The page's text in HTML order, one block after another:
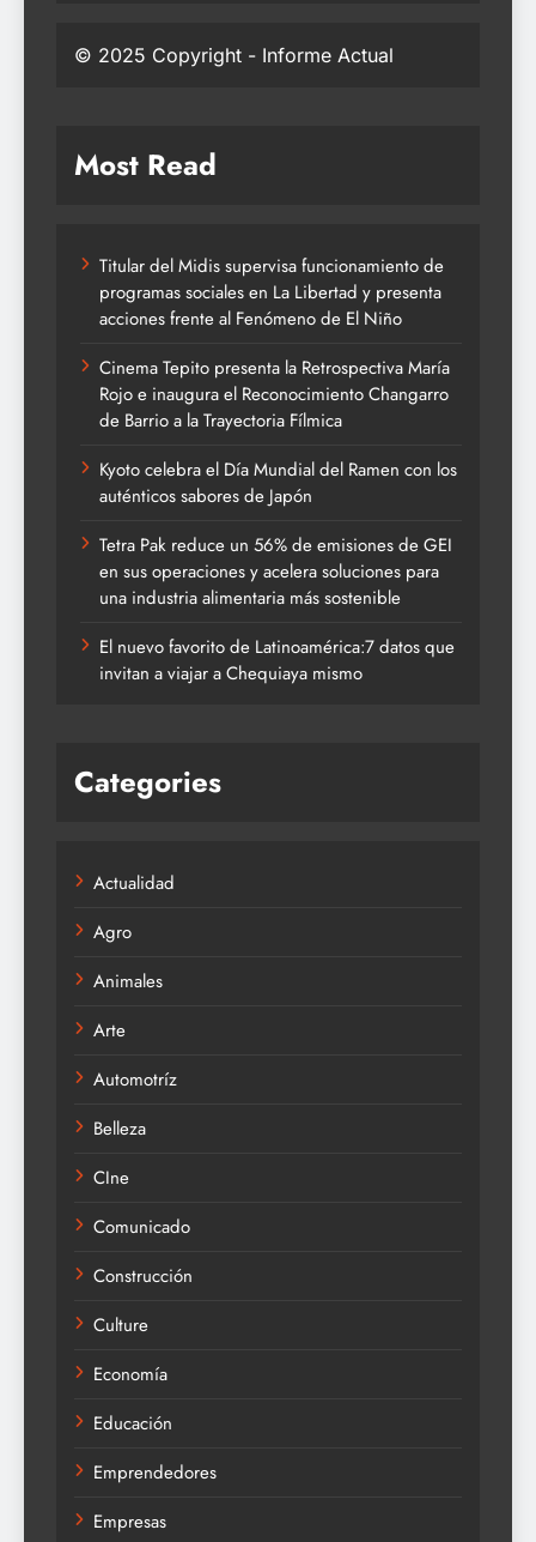
© 2025 Copyright - Informe Actual
Most Read
Titular del Midis supervisa funcionamiento de
programas sociales en La Libertad y presenta
acciones frente al Fenómeno de El Niño
Cinema Tepito presenta la Retrospectiva María
Rojo e inaugura el Reconocimiento Changarro
de Barrio a la Trayectoria Fílmica
Kyoto celebra el Día Mundial del Ramen con los
auténticos sabores de Japón
Tetra Pak reduce un 56% de emisiones de GEI
en sus operaciones y acelera soluciones para
una industria alimentaria más sostenible
El nuevo favorito de Latinoamérica:7 datos que
invitan a viajar a Chequiaya mismo
Categories
Actualidad
Agro
Animales
Arte
Automotríz
Belleza
CIne
Comunicado
Construcción
Culture
Economía
Educación
Emprendedores
Empresas